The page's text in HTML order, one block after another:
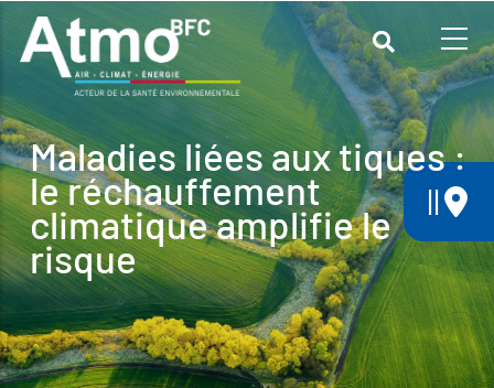
Aller
contenu
principal
Maladies liées aux tiques :
le réchauffement
climatique amplifie le
risque
||